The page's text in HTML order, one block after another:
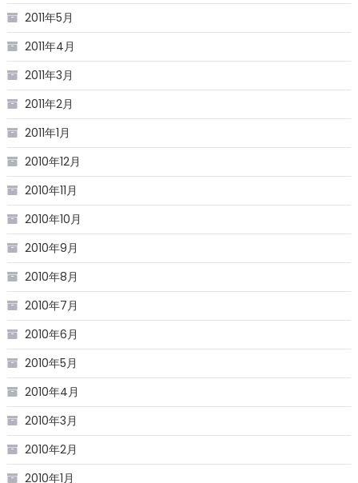
2011年5月
2011年4月
2011年3月
2011年2月
2011年1月
2010年12月
2010年11月
2010年10月
2010年9月
2010年8月
2010年7月
2010年6月
2010年5月
2010年4月
2010年3月
2010年2月
2010年1月